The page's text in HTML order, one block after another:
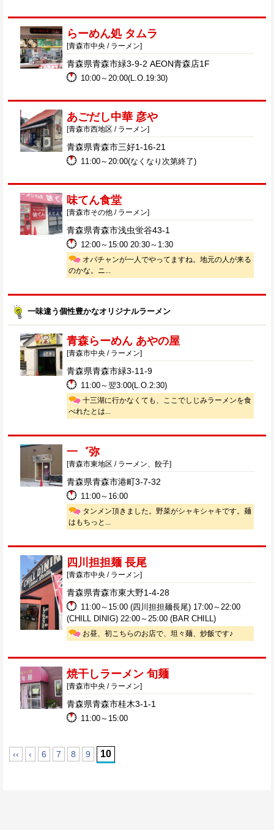
らーめん処 タムラ
[青森市中央 / ラーメン]
青森県青森市緑3-9-2 AEON青森店1F
10:00～20:00(L.O.19:30)
あごだし中華 彦や
[青森市西地区 / ラーメン]
青森県青森市三好1-16-21
11:00～20:00(なくなり次第終了)
味てん食堂
[青森市その他 / ラーメン]
青森県青森市浅虫蛍谷43-1
12:00～15:00 20:30～1:30
オバチャンが一人でやってますね。地元の人が来る
のかな。ニ...
一味違う個性豊かなオリジナルラーメン
青森らーめん あやの屋
[青森市中央 / ラーメン]
青森県青森市緑3-11-9
11:00～翌3:00(L.O.2:30)
十三湖に行かなくても、ここでしじみラーメンを食
べれたとは...
一゛弥
[青森市東地区 / ラーメン、餃子]
青森県青森市港町3-7-32
11:00～16:00
タンメン頂きました。野菜がシャキシャキです。麺
はもちっと...
四川担担麺 長尾
[青森市中央 / ラーメン]
青森県青森市東大野1-4-28
11:00～15:00 (四川担担麺長尾) 17:00～22:00
(CHILL DINIG) 22:00～25:00 (BAR CHILL)
お昼、初こちらのお店で、坦々麺、炒飯です♪
焼干しラーメン 旬麺
[青森市中央 / ラーメン]
青森県青森市桂木3-1-1
11:00～15:00
‹‹ ‹ 6 7 8 9 10